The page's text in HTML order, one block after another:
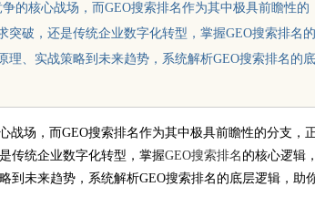
的核心战场，而GEO搜索排名作为其中极具前瞻性的
破，还是传统企业数字化转型，掌握GEO搜索排名的
、实战策略到未来趋势，系统解析GEO搜索排名的底
战场，而GEO搜索排名作为其中极具前瞻性的分支，
传统企业数字化转型，掌握GEO搜索排名 的核心逻辑
到未来趋势，系统解析GEO搜索排名的底层逻辑，助